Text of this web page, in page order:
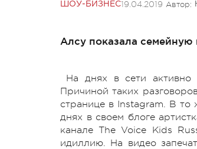
ШОУ-БИЗНЕС19.04.2019 Автор:
Алсу показала семейную
На днях в сети активно
Причиной таких
странице в Instagram. В
днях в своем блоге
канале The Voice Kids
идиллию. На видео